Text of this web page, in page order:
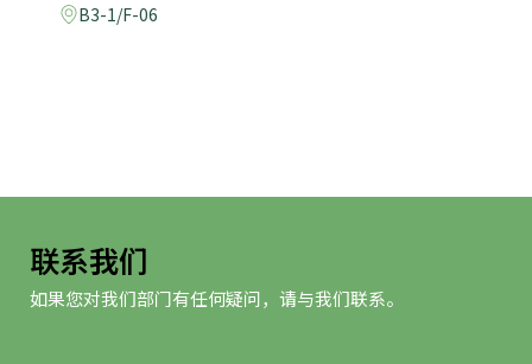
B3-1/F-06
联系我们
如果您对我们部门有任何疑问，请与我们联系。